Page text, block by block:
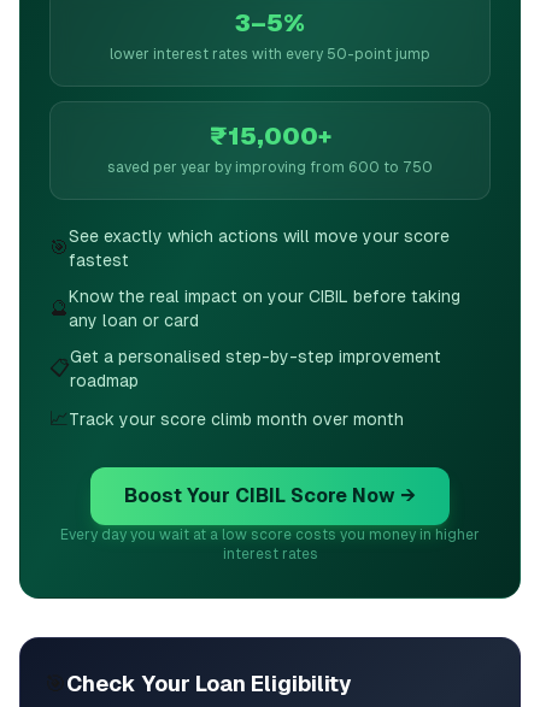
3–5%
lower interest rates with every 50-point jump
₹15,000+
saved per year by improving from 600 to 750
🎯See exactly which actions will move your score
fastest
🔮Know the real impact on your CIBIL before taking
any loan or card
📋Get a personalised step-by-step improvement
roadmap
📈Track your score climb month over month
Boost Your CIBIL Score Now →
Every day you wait at a low score costs you money in higher
interest rates
Check Your Loan Eligibility